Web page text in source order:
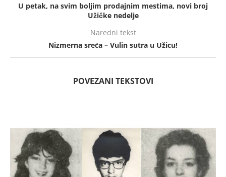
U petak, na svim boljim prodajnim mestima, novi broj
Užičke nedelje
Naredni tekst
Nizmerna sreća – Vulin sutra u Užicu!
POVEZANI TEKSTOVI